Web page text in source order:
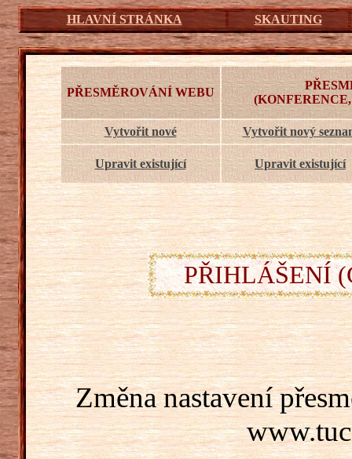
HLAVNÍ STRÁNKA SKAUTING
PŘESMĚROVÁNÍ WEBU
Vytvořit nové Vytvořit nový
Upravit existující Upravit existující
PŘIHLÁŠENÍ
Změna nastavení